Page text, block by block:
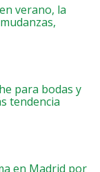
verano, la
para bodas y
tendencia
en Madrid por